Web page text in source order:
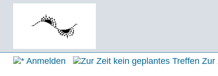
Anmelden Zur